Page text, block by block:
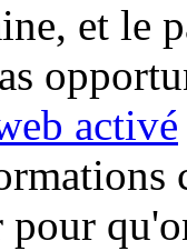
et le
activé